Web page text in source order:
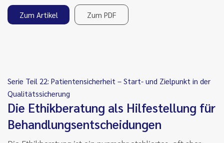
Zum Artikel Zum PDF
Serie Teil 22: Patientensicherheit – Start- und Zielpunkt in der
Qualitätssicherung
Die Ethikberatung als Hilfestellung für
Behandlungsentscheidungen